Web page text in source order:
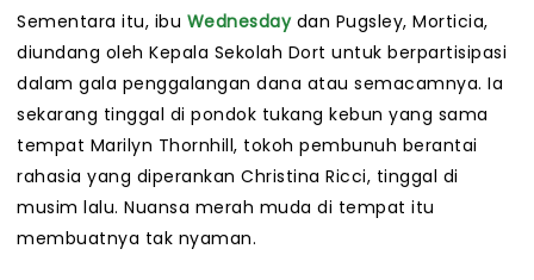
Sementara itu, ibu Wednesdaydan Pugsley, Morticia,
diundang oleh Kepala Sekolah Dort untuk berpartisipasi
dalam gala penggalangan dana atau semacamnya. Ia
sekarang tinggal di pondok tukang kebun yang sama
tempat Marilyn Thornhill, tokoh pembunuh berantai
rahasia yang diperankan Christina Ricci, tinggal di
musim lalu. Nuansa merah muda di tempat itu
membuatnya tak nyaman.